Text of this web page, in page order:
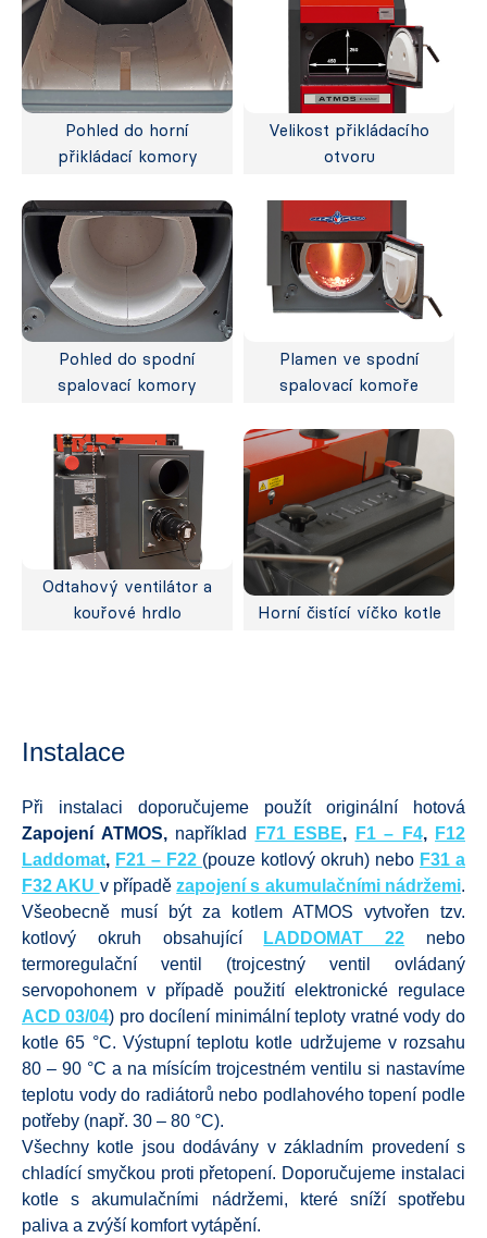
Pohled do horní
přikládací komory
Velikost přikládacího
otvoru
Pohled do spodní
spalovací komory
Plamen ve spodní
spalovací komoře
Odtahový ventilátor a
kouřové hrdlo
Horní čistící víčko kotle
Instalace
Při instalaci doporučujeme použít originální hotová
Zapojení ATMOS, například F71 ESBE, F1 – F4, F12
Laddomat, F21 – F22 (pouze kotlový okruh) nebo F31 a
F32 AKU v případězapojení s akumulačními nádržemi.
Všeobecně musí být za kotlem ATMOS vytvořen tzv.
kotlový okruh obsahující
LADDOMAT 22 nebo
termoregulační ventil (trojcestný ventil ovládaný
servopohonem v případě použití elektronické regulace
ACD 03/04) pro docílení minimální teploty vratné vody do
kotle 65 °C. Výstupní teplotu kotle udržujeme v rozsahu
80 – 90 °C a na mísícím trojcestném ventilu si nastavíme
teplotu vody do radiátorů nebo podlahového topení podle
potřeby (např. 30 – 80 °C).
Všechny kotle jsou dodávány v základním provedení s
chladící smyčkou proti přetopení. Doporučujeme instalaci
kotle s akumulačními nádržemi, které sníží spotřebu
paliva a zvýší komfort vytápění.